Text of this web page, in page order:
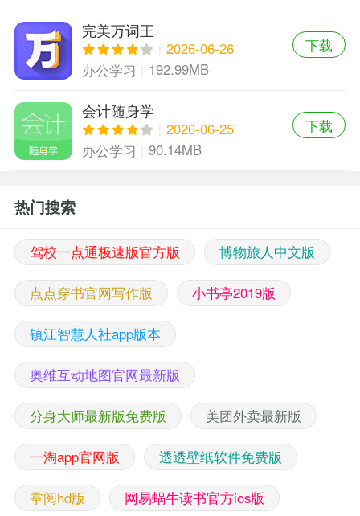
完美万词王
2026-06-26
办公学习
192.99MB
下载
会计随身学
2026-06-25
办公学习
90.14MB
下载
热门搜索
驾校一点通极速版官方版 博物旅人中文版
点点穿书官网写作版 小书亭2019版
镇江智慧人社app版本
奥维互动地图官网最新版
分身大师最新版免费版 美团外卖最新版
一淘app官网版 透透壁纸软件免费版
掌阅hd版 网易蜗牛读书官方ios版